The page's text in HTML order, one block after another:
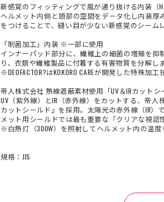
新感覚のフィッティングで風が通り抜ける内装（
ヘルメット内側と頭部の空間をデータ化し内装
をつけることで、縫い目が少ない新感覚のシーム
「制菌加工」内装 ※一部に使用
インナーパッド部分に、繊維上の細菌の増殖を抑制
り、衣類や繊維製品に付着する有害物質を分解しま
※DEOFACTOR?はKOKORO CAREが開発した特殊加工
帝人株式会社 熱線遮蔽素材使用「UV＆IRカットシ
UV（紫外線）とIR（赤外線）をカットする、帝
カットシールド』を採用。太陽光の赤外線（IR
メット用シールドでは最も重要な「クリアな視
※白熱灯（300W）を照射してヘルメット内の温度
規格：JIS